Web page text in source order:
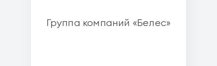
Группа компаний «Белес»